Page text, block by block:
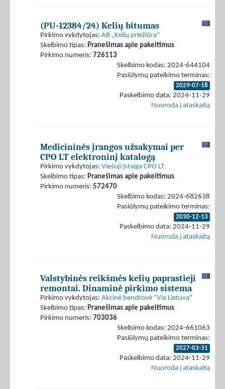
(PU-12384/24) Kelių bitumas
Pirkimo vykdytojas: AB „Kelių priežiūra“
Skelbimo tipas: Pranešimas apie pakeitimus
Pirkimo numeris: 726113
Skelbimo kodas: 2024-644104
Pasiūlymų pateikimo terminas:
2029-07-18
Paskelbimo data: 2024-11-29
Nuoroda į ataskaitą
Medicininės įrangos užsakymai per
CPO LT elektroninį katalogą
Pirkimo vykdytojas: Viešoji įstaiga CPO LT
Skelbimo tipas: Pranešimas apie pakeitimus
Pirkimo numeris: 572470
Skelbimo kodas: 2024-682638
Pasiūlymų pateikimo terminas:
2030-12-13
Paskelbimo data: 2024-11-29
Nuoroda į ataskaitą
Valstybinės reikšmės kelių paprastieji
remontai. Dinaminė pirkimo sistema
Pirkimo vykdytojas: Akcinė bendrovė "Via Lietuva"
Skelbimo tipas: Pranešimas apie pakeitimus
Pirkimo numeris: 703036
Skelbimo kodas: 2024-661063
Pasiūlymų pateikimo terminas:
2027-03-31
Paskelbimo data: 2024-11-29
Nuoroda į ataskaitą